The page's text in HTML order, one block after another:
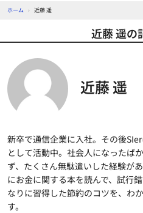
ホーム › 近藤 遥
近藤 遥の
近藤 遥
新卒で通信企業に入社。その後
として活動中。社会人になったば
ず、たくさん無駄遣いした経験が
にお金に関する本を読んで、試行
なりに習得した節約のコツを、わ
す。